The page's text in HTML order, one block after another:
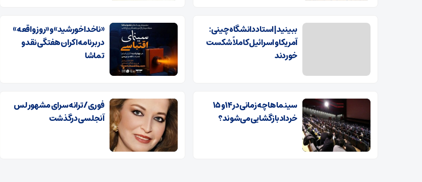
ببینید | استاد دانشگاه چینی:
آمریکا و اسرائیل کاملاً شکست
خوردند
«ناخدا خورشید» و «روز واقعه»
در برنامه اکران هفتگی نقد و
تماشا
سینماها چه زمانی در ۱۴ و ۱۵
خرداد بازگشایی می‌شوند؟
فوری/ ترانه سرای مشهور لس
آنجلسی درگذشت